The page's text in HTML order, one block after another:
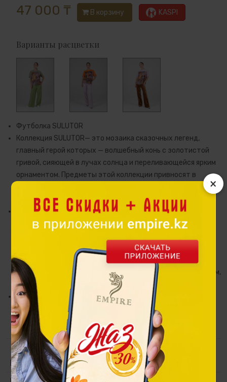
×
47 000 ₸ В корзину KASPI
Варианты расцветки
Футболка SULUTOR
Коллекция SULUTOR— это мозаика сказочных легенд,
главный герой которых — волшебный конь с золотистой
гривой, сияющей в лучах солнца и переливающейся ярким
орнаментом. Предметы этой коллекции привносят в
особенным
Классическая футболка сочетает комфорт и изысканный
дизайн. Спинка и рукава выполнены из мягкой кулирки —
чему ткань дышит, остаётся гладкой и приятной к телу.
Передняя часть изготовлена из итальянской вискозы с
шелковистой фактурой и украшена оригинальным принтом,
вдохновлённым мотивами коллекции.
Свободный крой обеспечивает удобство и
универсальность: футболка гармонично смотрится и с
джинсами, и с более элегантными элементами гардероба.
Коллекция
Empire Chic Sulutor